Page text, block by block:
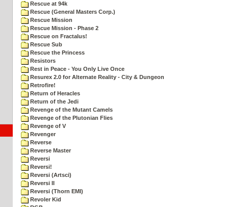
Rescue at 94k
Rescue (General Masters Corp.)
Rescue Mission
Rescue Mission - Phase 2
Rescue on Fractalus!
Rescue Sub
Rescue the Princess
Resistors
Rest in Peace - You Only Live Once
Resurex 2.0 for Alternate Reality - City & Dungeon
Retrofire!
Return of Heracles
Return of the Jedi
Revenge of the Mutant Camels
Revenge of the Plutonian Flies
Revenge of V
Revenger
Reverse
Reverse Master
Reversi
Reversi!
Reversi (Artsci)
Reversi II
Reversi (Thorn EMI)
Revoler Kid